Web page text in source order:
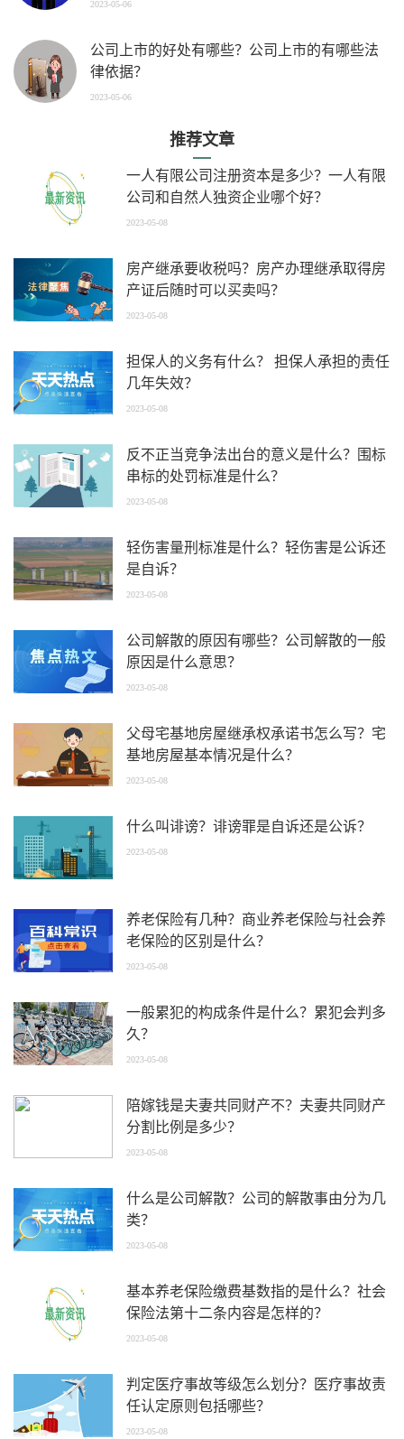
2023-05-06
公司上市的好处有哪些？公司上市的有哪些法
律依据？
2023-05-06
推荐文章
一人有限公司注册资本是多少？一人有限
公司和自然人独资企业哪个好？
2023-05-08
房产继承要收税吗？房产办理继承取得房
产证后随时可以买卖吗？
2023-05-08
担保人的义务有什么？ 担保人承担的责任
几年失效？
2023-05-08
反不正当竞争法出台的意义是什么？围标
串标的处罚标准是什么？
2023-05-08
轻伤害量刑标准是什么？轻伤害是公诉还
是自诉？
2023-05-08
公司解散的原因有哪些？公司解散的一般
原因是什么意思？
2023-05-08
父母宅基地房屋继承权承诺书怎么写？宅
基地房屋基本情况是什么？
2023-05-08
什么叫诽谤？诽谤罪是自诉还是公诉？
2023-05-08
养老保险有几种？商业养老保险与社会养
老保险的区别是什么？
2023-05-08
一般累犯的构成条件是什么？累犯会判多
久？
2023-05-08
陪嫁钱是夫妻共同财产不？夫妻共同财产
分割比例是多少？
2023-05-08
什么是公司解散？公司的解散事由分为几
类？
2023-05-08
基本养老保险缴费基数指的是什么？社会
保险法第十二条内容是怎样的？
2023-05-08
判定医疗事故等级怎么划分？医疗事故责
任认定原则包括哪些？
2023-05-08